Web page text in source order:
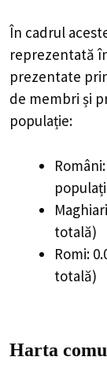
În cadrul
reprezentată
prezentate
de membri și
populație:
totală)
Romi:
totală)
Harta